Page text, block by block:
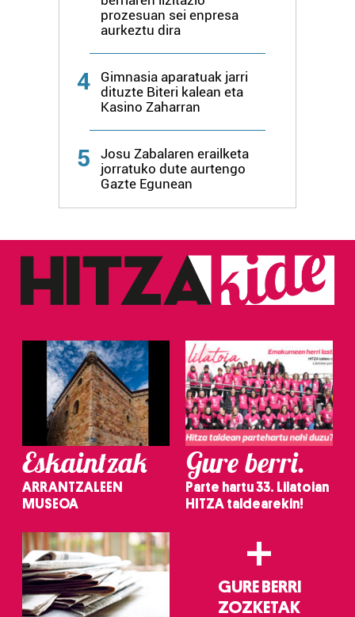
bazkideen zerrenda, beren ustez zein helburutarako
duten interes legitimoa eta horren aurka nola egin
Lortu zure datu pertsonalak prozesatzeko moduari
buruzko informazio gehiago eta ezarri zure lehentasunak
datuen atalean. Edozein unetan alda edo ken dezakezu
zure baimena Cookieen adierazpenean.
fitxategiak erabiltzen ditu. Zure esperientzia eta
zerbitzuak hobetzeko asmoz, cookie teknologiaz
baliatzen gara. Ohar hau onartuz gero, teknologia hori
irakurri
prozesuan sei enpresa
aurkeztu dira
4
Gimnasia aparatuak jarri
dituzte Biteri kalean eta
Kasino Zaharran
5
Josu Zabalaren erailketa
jorratuko dute aurtengo
Gazte Egunean
Eskaintzak
ARRANTZALEEN
MUSEOA
Gure berri.
Parte hartu 33. Lilatoian
HITZA taldearekin!
+
GURE BERRI
ZOZKETAK